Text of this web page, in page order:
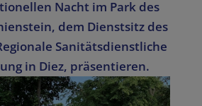
Nacht im Park des
dem Dienstsitz des
Sanitätsdienstliche
in Diez, präsentieren.